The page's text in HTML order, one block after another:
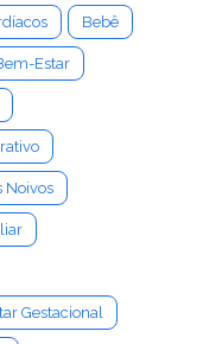
Bebê
Estar
Noivos
Gestacional